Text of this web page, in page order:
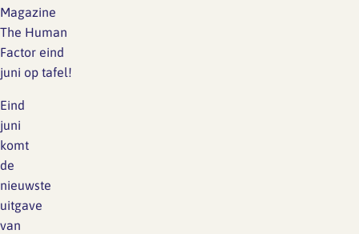
Magazine
The Human
Factor eind
juni op tafel!
Eind
juni
komt
de
nieuwste
uitgave
van